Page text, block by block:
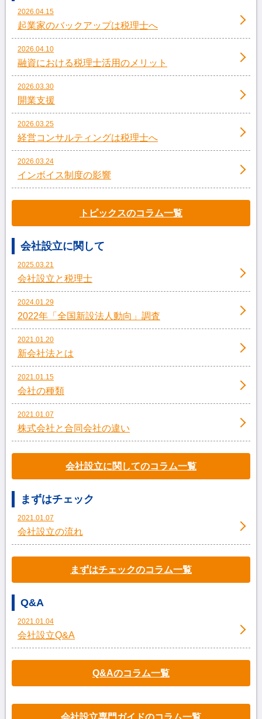
2026.04.15
起業家のバックアップは税理士へ
2026.04.10
融資における税理士活用のメリット
2026.03.30
開業支援
2026.03.25
経営コンサルティングは税理士へ
2026.03.24
インボイス制度の影響
トピックスのコラム一覧
会社設立に関して
2025.03.21
会社設立と税理士
2024.01.29
2022年「全国新設法人動向」調査
2021.01.20
新会社法とは
2021.01.15
会社の種類
2021.01.07
株式会社と合同会社の違い
会社設立に関してのコラム一覧
まずはチェック
2021.01.07
会社設立の流れ
まずはチェックのコラム一覧
Q&A
2021.01.04
会社設立Q&A
Q&Aのコラム一覧